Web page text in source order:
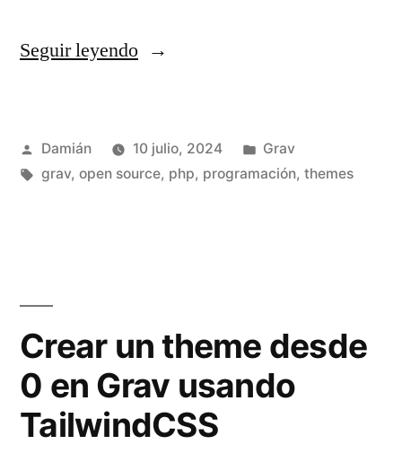
Seguir leyendo«Plantillas
para
Grav
Publicado
por
Damián 10 julio, 2024
Publicado
en
Grav
Etiquetas:
grav, open source, php, programación, themes
Crear un theme desde
0 en Grav usando
TailwindCSS